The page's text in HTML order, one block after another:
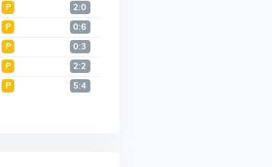
Р 2:0
Р 0:6
Р 0:3
Р 2:2
Р 5:4